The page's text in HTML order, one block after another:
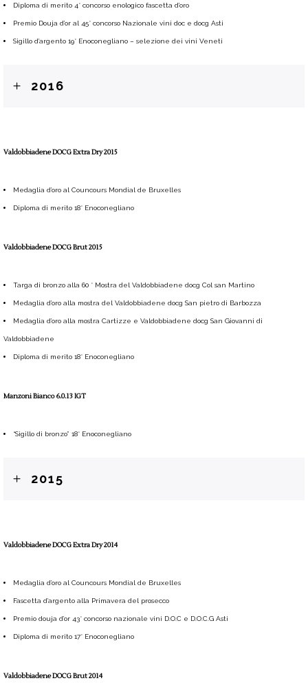
Diploma di merito 4° concorso enologico fascetta d’oro
Premio Douja d’or al 45° concorso Nazionale vini doc e docg Asti
Sigillo d’argento 19° Enoconegliano – selezione dei vini Veneti
2016
Valdobbiadene DOCG Extra Dry 2015
Medaglia d’oro al Councours Mondial de Bruxelles
Diploma di merito 18° Enoconegliano
Valdobbiadene DOCG Brut 2015
Targa di bronzo alla 60 ° Mostra del Valdobbiadene docg Col san Martino
Medaglia d’oro alla mostra del Valdobbiadene docg San pietro di Barbozza
Medaglia d’oro alla mostra Cartizze e Valdobbiadene docg San Giovanni di
Valdobbiadene
Diploma di merito 18° Enoconegliano
Manzoni Bianco 6.0.13 IGT
“Sigillo di bronzo” 18° Enoconegliano
2015
Valdobbiadene DOCG Extra Dry 2014
Medaglia d’oro al Councours Mondial de Bruxelles
Fascetta d’argento alla Primavera del prosecco
Premio douja d’or 43° concorso nazionale vini D.O.C e D.O.C.G Asti
Diploma di merito 17° Enoconegliano
Valdobbiadene DOCG Brut 2014